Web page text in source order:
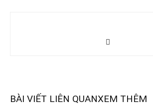
BÀI VIẾT LIÊN QUANXEM THÊM